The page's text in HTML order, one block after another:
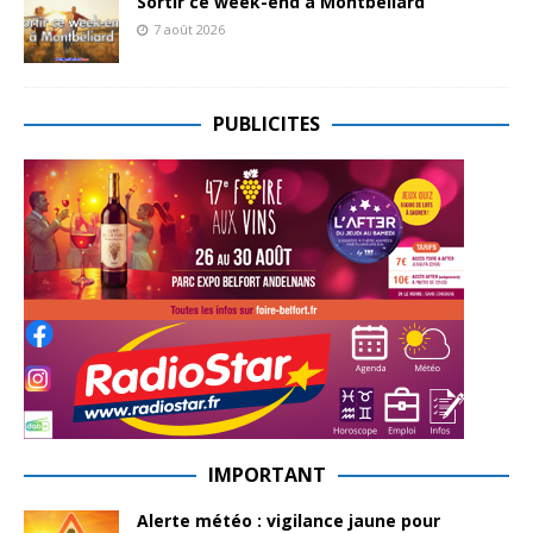
7 août 2026
PUBLICITES
IMPORTANT
Alerte météo : vigilance jaune pour